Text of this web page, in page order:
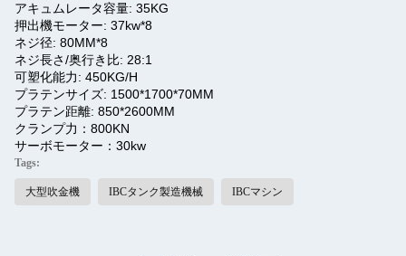
アキュムレータ容量: 35KG
押出機モーター: 37kw*8
ネジ径: 80MM*8
ネジ長さ/奥行き比: 28:1
可塑化能力: 450KG/H
プラテンサイズ: 1500*1700*70MM
プラテン距離: 850*2600MM
クランプ力：800KN
サーボモーター：30kw
Tags:
大型吹金機 IBCタンク製造機械 IBCマシン